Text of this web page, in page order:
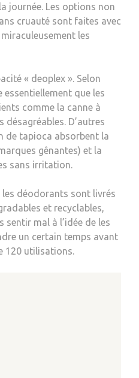
journée. Les options non
cruauté sont faites avec
les
« deoplex ». Selon
essentiellement que les
comme la canne à
D’autres
de tapioca absorbent la
gênantes) et la
sans irritation.
déodorants sont livrés
et recyclables,
sentir mal à l’idée de les
un certain temps avant
120 utilisations.